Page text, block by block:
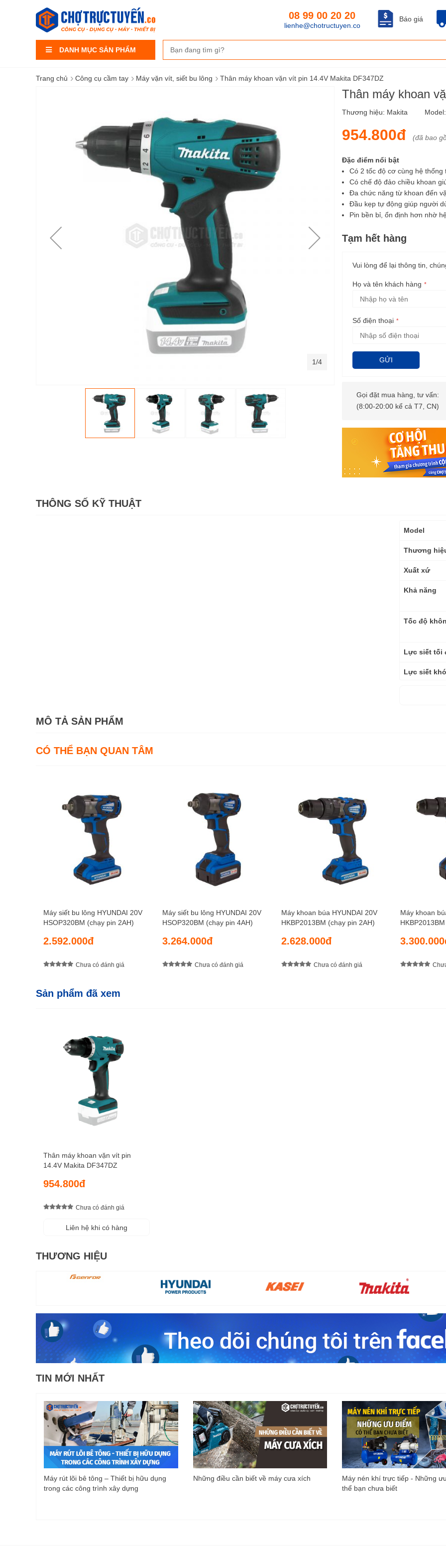
DANH MỤC SẢN PHẨM
Báo giá
08 99 00 20 20
lienhe@chotructuyen.co
Trang chủ › Công cụ cầm tay › Máy vặn vít, siết bu lông › Thân máy khoan vặn vít pin 14.4V Makita DF347DZ
Thân máy khoan
Thương hiệu: Makita Model:
954.800đ (đã bao
Đặc điểm nổi bật
Có 2 tốc độ cơ cùng hệ
Có chế độ đảo chiều khoan
Đa chức năng từ khoan đến
Đầu kẹp tự động giúp người
Pin bền bỉ, ổn định hơn nhờ
Tạm hết hàng
Vui lòng để lại thông tin,
Họ và tên khách hàng
Số điện thoại
GỬI
Gọi đặt mua hàng, tư vấn:
(8:00-20:00 kể cả T7, CN)
1/4
THÔNG SỐ KỸ THUẬT
Thông
kỹ
Model
Thương
Xuất xứ
Khả năng
Tốc độ
Lực siết tối
Lực siết
MÔ TẢ SẢN PHẨM
CÓ THỂ BẠN QUAN TÂM
Máy siết bu lông HYUNDAI 20V
HSOP320BM (chạy pin 2AH)
2.592.000đ
Chưa có đánh giá
Máy siết bu lông HYUNDAI 20V
HSOP320BM (chạy pin 4AH)
3.264.000đ
Chưa có đánh giá
Máy khoan búa HYUNDAI 20V
HKBP2013BM (chạy pin 2AH)
2.628.000đ
Chưa có đánh giá
Máy khoan
Sản phẩm đã xem
Thân máy khoan vặn vít pin
14.4V Makita DF347DZ
954.800đ
Chưa có đánh giá
Liên hệ khi có hàng
THƯƠNG HIỆU
TIN MỚI NHẤT
Máy rút lõi bê tông – Thiết bị hữu dụng
trong các công trình xây dựng
Những điều cần biết về máy cưa xích
Máy nén khí trực tiếp - Những
thể bạn chưa biết